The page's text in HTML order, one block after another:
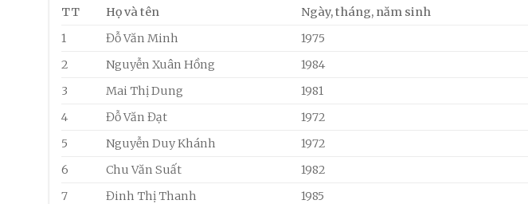
TT Họ và tên Ngày, tháng, năm sinh
1
Đỗ Văn Minh 1975
2
Nguyễn Xuân Hồng 1984
3
Mai Thị Dung 1981
4
Đỗ Văn Đạt 1972
5
Nguyễn Duy Khánh 1972
6
Chu Văn Suất 1982
7
Đinh Thị Thanh 1985